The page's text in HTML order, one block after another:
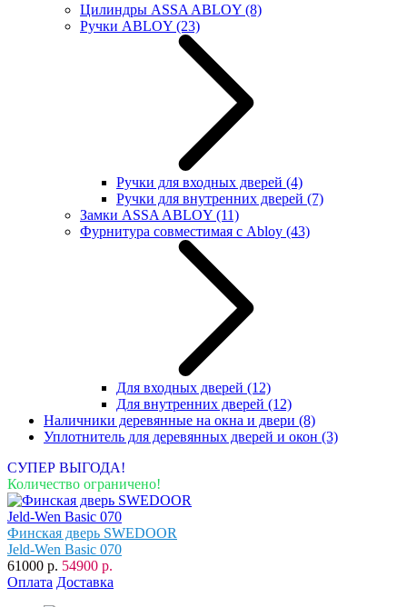
Цилиндры ASSA ABLOY (8)
Ручки ABLOY (23)
Ручки для входных дверей (4)
Ручки для внутренних дверей (7)
Замки ASSA ABLOY (11)
Фурнитура совместимая с Abloy (43)
Для входных дверей (12)
Для внутренних дверей (12)
Наличники деревянные на окна и двери (8)
Уплотнитель для деревянных дверей и окон (3)
СУПЕР ВЫГОДА!
Количество ограничено!
Финская дверь SWEDOOR
Jeld-Wen Basic 070
61000 р. 54900 р.
Оплата Доставка